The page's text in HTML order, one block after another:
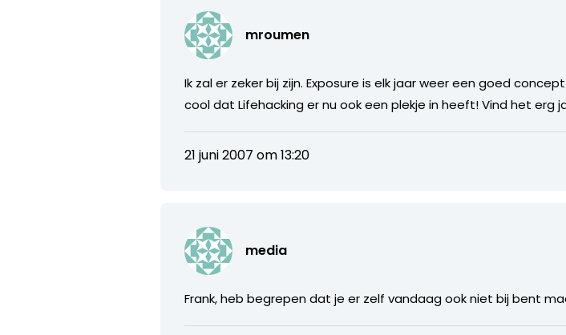
mroumen
Ik zal er zeker bij zijn. Exposure is elk jaar weer een goed
cool dat Lifehacking er nu ook een plekje in heeft! Vind het erg
21 juni 2007 om 13:20
media
Frank, heb begrepen dat je er zelf vandaag ook niet bij bent